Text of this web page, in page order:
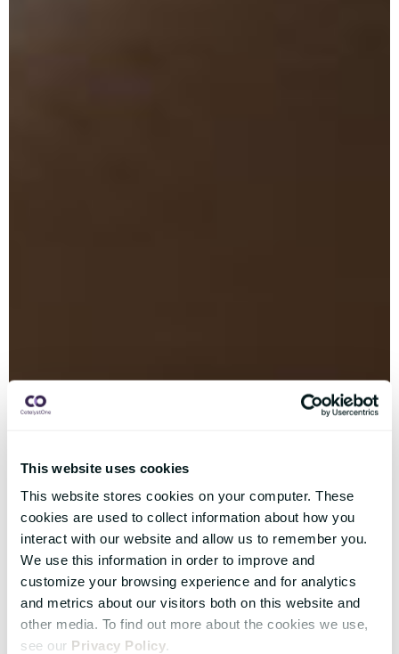
This website uses cookies
This website stores cookies on your computer. These
cookies are used to collect information about how you
interact with our website and allow us to remember you.
We use this information in order to improve and
customize your browsing experience and for analytics
and metrics about our visitors both on this website and
other media. To find out more about the cookies we use,
see our Privacy Policy.